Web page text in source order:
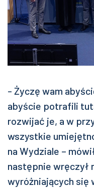
- Życzę wam
abyście potrafili
rozwijać je, a w
wszystkie
na Wydziale –
następnie wręczył
wyróżniających się